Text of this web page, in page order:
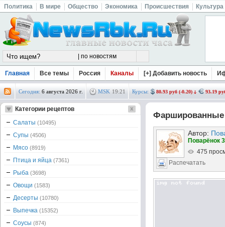
Политика В мире Общество Экономика Происшествия Культура
Главная Все темы Россия Каналы [+] Добавить новость
Сегодня: 6 августа 2026 г. MSK 19:21 Курсы: 80.93 руб (-0.20) 93.19
Автор:
Поварёнок
475
Распечатать
Категории рецептов
Салаты (10495)
Супы (4506)
Мясо (8919)
Птица и яйца (7361)
Рыба (3698)
Овощи (1583)
Десерты (10780)
Выпечка (15352)
Соусы (874)